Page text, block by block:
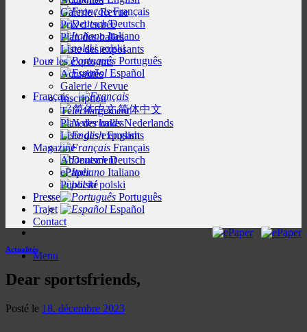
Français
Deutsch
Italiano
polski
Português
Español
Français
简体中文
Nederlands
English
Français
Deutsch
Italiano
polski
Português
Español
Menu
Galerie / Revue
Prix d’entrée
Plan des halles
Liste des exposants
Pour les exposants
Actualités
Galerie / Revue
Inscription
Téléchargement
Plan des halles
Liste des exposants
Magazine
Abonnement
ePaper
Publicité
Presse
Trajet
Contact
Actualités
Dear sportsfriends,
Posté le 18. décembre 2023